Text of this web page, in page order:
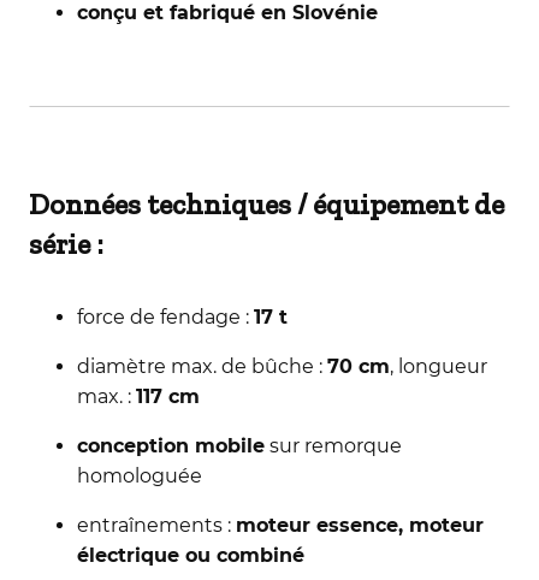
conçu et fabriqué en Slovénie
Données techniques / équipement de
série :
force de fendage : 17 t
diamètre max. de bûche : 70 cm, longueur
max. : 117 cm
conception mobilesur remorque
homologuée
entraînements : moteur essence, moteur
électrique ou combiné